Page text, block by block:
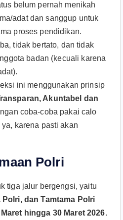
belum pernah menikah
adat dan sanggup untuk
proses pendidikan.
tidak bertato, dan tidak
badan (kecuali karena
ini menggunakan prinsip
Akuntabel dan
coba-coba pakai calo
ya, karena pasti akan
Polri
tiga jalur bergengsi, yaitu
dan Tamtama Polri
Maret hingga 30 Maret 2026.